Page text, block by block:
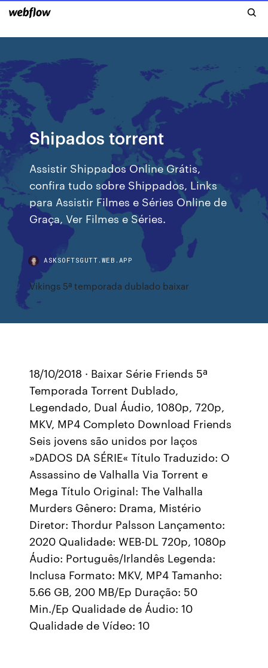
Shipados torrent
Assistir Shippados Online Grátis,
confira tudo sobre Shippados, Links
para Assistir Filmes e Séries Online de
Graça, Ver Filmes e Séries.
ASKSOFTSGUTT.WEB.APP
Vikings 5ª temporada dublado baixar
18/10/2018 · Baixar Série Friends 5ª
Temporada Torrent Dublado,
Legendado, Dual Áudio, 1080p, 720p,
MKV, MP4 Completo Download Friends
Seis jovens são unidos por laços
»DADOS DA SÉRIE« Título Traduzido: O
Assassino de Valhalla Via Torrent e
Mega Título Original: The Valhalla
Murders Gênero: Drama, Mistério
Diretor: Thordur Palsson Lançamento:
2020 Qualidade: WEB-DL 720p, 1080p
Áudio: Português/Irlandês Legenda:
Inclusa Formato: MKV, MP4 Tamanho:
5.66 GB, 200 MB/Ep Duração: 50
Min./Ep Qualidade de Áudio: 10
Qualidade de Vídeo: 10